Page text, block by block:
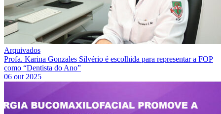
Arquivados
Profa. Karina Gonzales Silvério é escolhida para representar a FOP
como “Dentista do Ano”
06 out 2025